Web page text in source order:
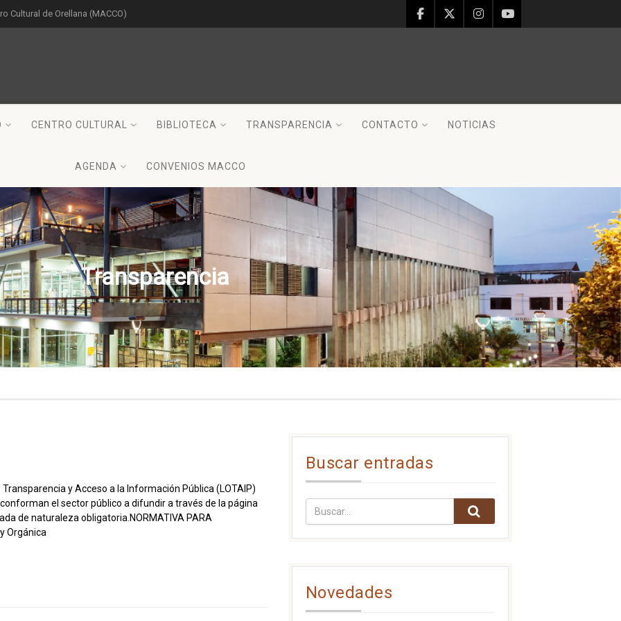
Cultural de Orellana (MACCO)
CENTRO CULTURAL BIBLIOTECA TRANSPARENCIA CONTACTO NOTICIAS
AGENDA CONVENIOS MACCO
Transparencia
y Acceso a la Información Pública (LOTAIP)
el sector público a difundir a través de la página
de naturaleza obligatoria.NORMATIVA PARA
Orgánica
Buscar entradas
Novedades